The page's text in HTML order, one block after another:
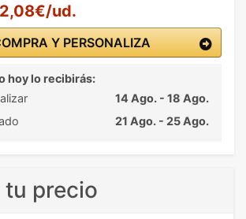
2,08€/ud.
Y PERSONALIZA
hoy lo recibirás:
14 Ago. - 18 Ago.
21 Ago. - 25 Ago.
tu precio